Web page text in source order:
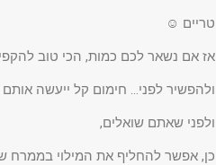
טריים ☺
אז אם נשאר לכם כמות, הכי טוב
ולהפשיר לפני… חימום קל ייעשה אותם
ולפני שאתם שואלים,
כן, אפשר להחליף את המילוי בממרח